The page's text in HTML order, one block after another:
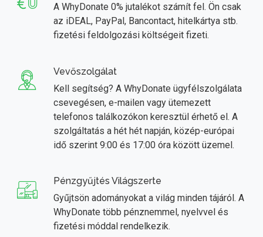
A WhyDonate 0% jutalékot számít fel. Ön csak
az iDEAL, PayPal, Bancontact, hitelkártya stb.
fizetési feldolgozási költségeit fizeti.
Vevőszolgálat
Kell segítség? A WhyDonate ügyfélszolgálata
csevegésen, e-mailen vagy ütemezett
telefonos találkozókon keresztül érhető el. A
szolgáltatás a hét hét napján, közép-európai
idő szerint 9:00 és 17:00 óra között üzemel.
Pénzgyűjtés Világszerte
Gyűjtsön adományokat a világ minden tájáról. A
WhyDonate több pénznemmel, nyelvvel és
fizetési móddal rendelkezik.